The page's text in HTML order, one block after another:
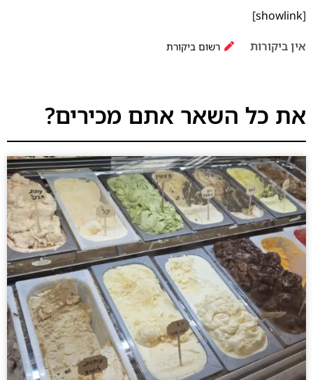
[showlink]
אין ביקורות רשום ביקורת
את כל השאר אתם מכירים?